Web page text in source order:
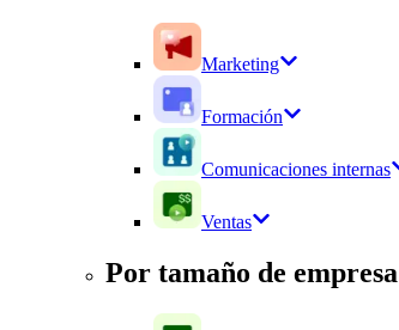
Marketing
Formación
Comunicaciones internas
Ventas
Por tamaño de empresa